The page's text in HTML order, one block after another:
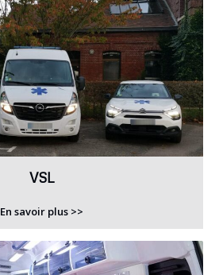
VSL
En savoir plus >>